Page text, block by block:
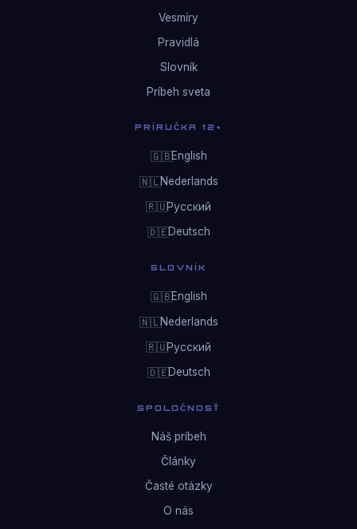
Vesmíry
Pravidlá
Slovník
Príbeh sveta
PRÍRUČKA 12+
🇬🇧English
🇳🇱Nederlands
🇷🇺Русский
🇩🇪Deutsch
SLOVNÍK
🇬🇧English
🇳🇱Nederlands
🇷🇺Русский
🇩🇪Deutsch
SPOLOČNOSŤ
Náš príbeh
Články
Časté otázky
O nás